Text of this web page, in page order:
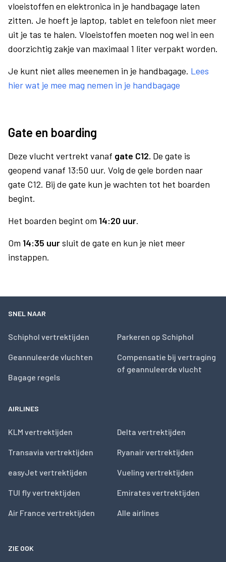
vloeistoffen en elektronica in je handbagage laten
zitten. Je hoeft je laptop, tablet en telefoon niet meer
uit je tas te halen. Vloeistoffen moeten nog wel in een
doorzichtig zakje van maximaal 1 liter verpakt worden.
Je kunt niet alles meenemen in je handbagage. Lees
hier wat je mee mag nemen in je handbagage
Gate en boarding
Deze vlucht vertrekt vanaf gate C12. De gate is
geopend vanaf 13:50 uur. Volg de gele borden naar
gate C12. Bij de gate kun je wachten tot het boarden
begint.
Het boarden begint om 14:20 uur.
Om 14:35 uursluit de gate en kun je niet meer
instappen.
SNEL NAAR
Schiphol vertrektijden
Geannuleerde vluchten
Bagage regels
Parkeren op Schiphol
Compensatie bij vertraging
of geannuleerde vlucht
AIRLINES
KLM vertrektijden
Transavia vertrektijden
easyJet vertrektijden
TUI fly vertrektijden
Air France vertrektijden
Delta vertrektijden
Ryanair vertrektijden
Vueling vertrektijden
Emirates vertrektijden
Alle airlines
ZIE OOK